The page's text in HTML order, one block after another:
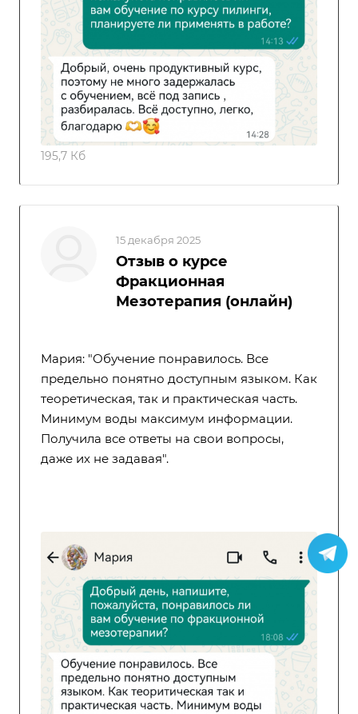
195,7 Кб
15 декабря 2025
Отзыв о курсе
Фракционная
Мезотерапия (онлайн)
Мария: "Обучение понравилось. Все
предельно понятно доступным языком. Как
теоретическая, так и практическая часть.
Минимум воды максимум информации.
Получила все ответы на свои вопросы,
даже их не задавая".